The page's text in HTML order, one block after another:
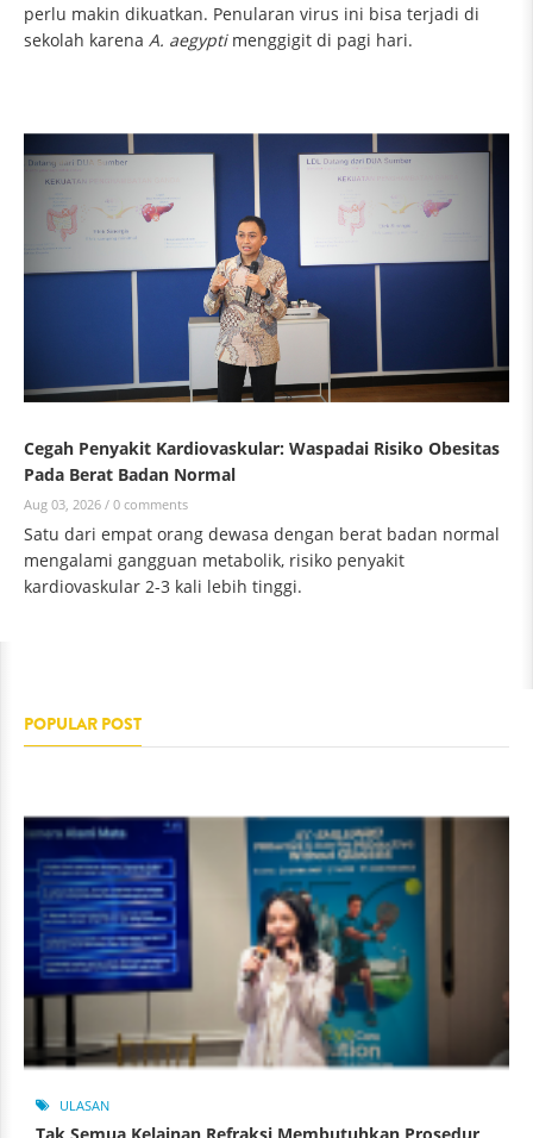
perlu makin dikuatkan. Penularan virus ini bisa terjadi di
sekolah karena A. aegyptimenggigit di pagi hari.
Cegah Penyakit Kardiovaskular: Waspadai Risiko Obesitas
Pada Berat Badan Normal
Aug 03, 2026 / 0 comments
Satu dari empat orang dewasa dengan berat badan normal
mengalami gangguan metabolik, risiko penyakit
kardiovaskular 2-3 kali lebih tinggi.
POPULAR POST
ULASAN